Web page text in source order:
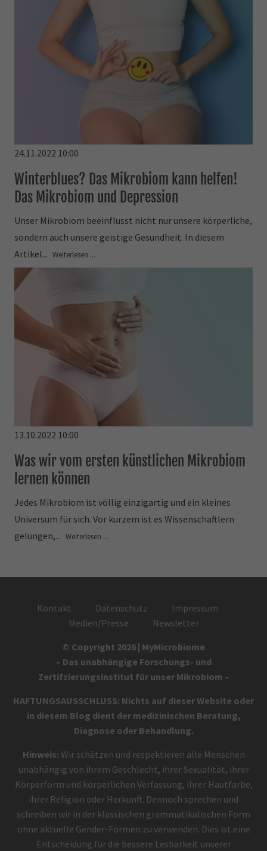
24.11.2022 10:00
Winterblues? Das Mikrobiom kann helfen!
Das Mikrobiom und Depression
Unser Mikrobiom beeinflusst nicht nur unsere körperliche,
sondern auch unsere geistige Gesundheit. In diesem
Artikel... Weiterlesen ...
13.10.2022 10:00
Was wir vom ersten künstlichen Mikrobiom
lernen können
Jedes Mikrobiom ist völlig einzigartig und ein kleines
Universum für sich. Vor kurzem ist es Wissenschaftlern
gelungen,... Weiterlesen ...
Kontakt Datenschutz
Impressum
Medien/Presse
Newsletter
© Copyright 2026 | MyMicrobiome
– Das unabhängige Forschungs- und
Zertifzierungsinstitut für unser Mikrobiom –
HAFTUNGSAUSSCHLUSS: Nichts auf dieser Website oder
in diesem Blog dient der medizinischen Beratung,
Diagnose oder Behandlung.
Hinweis: Wir schätzen und respektieren alle Menschen
unabhängig von ihrem Geschlecht, ihrer Sexualität, ihrer
Körperform und körperlichen Verfassung, ihrer Hautfarbe,
ihrer Religion oder Herkunft. Dennoch sprechen und
schreiben wir in der klassischen grammatikalischen Form
ohne aktuelle Gender-Formen zu verwenden. Dies ist eine
Entscheidung für die bessere Lesbarkeit unserer